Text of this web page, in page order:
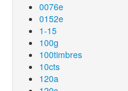
0076e
0152e
1-15
100g
100timbres
10cts
120a